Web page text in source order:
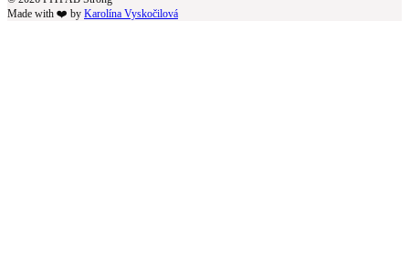
Made with ❤️ by Karolína Vyskočilová